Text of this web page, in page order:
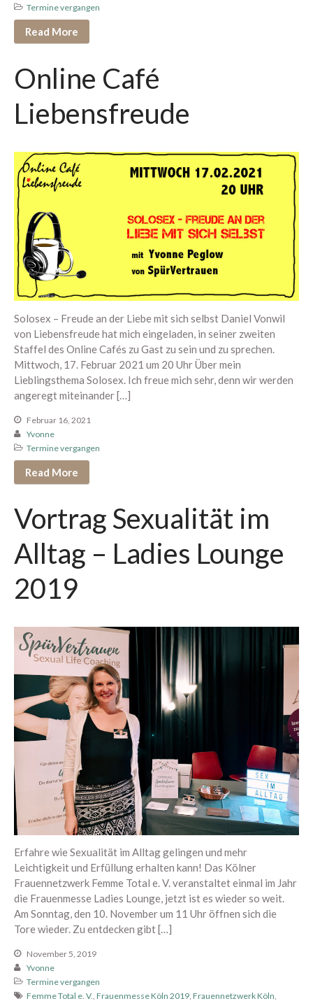
September 2018
August 2018
Juni 2018
März 2018
Februar 2018
Januar 2018
Oktober 2017
September 2017
August 2017
Anleitungen
Eros
Exkurs
Gedanken
Gratis Übungen und
Meditationen
Human Design
Körper, Geist & Seele
Kurse
NEU
Orgasmic Yoga
Selbsterfahrung
Sexological Bodywork
Sexualität
Sexualität und Nervensystem
Termine vergangen
Read More
Online Café
Liebensfreude
Solosex – Freude an der Liebe mit sich selbst Daniel Vonwil
von Liebensfreude hat mich eingeladen, in seiner zweiten
Staffel des Online Cafés zu Gast zu sein und zu sprechen.
Mittwoch, 17. Februar 2021 um 20 Uhr Über mein
Lieblingsthema Solosex. Ich freue mich sehr, denn wir werden
angeregt miteinander […]
Februar 16, 2021
Yvonne
Termine vergangen
Read More
Vortrag Sexualität im
Alltag – Ladies Lounge
2019
Erfahre wie Sexualität im Alltag gelingen und mehr
Leichtigkeit und Erfüllung erhalten kann! Das Kölner
Frauennetzwerk Femme Total e. V. veranstaltet einmal im Jahr
die Frauenmesse Ladies Lounge, jetzt ist es wieder so weit.
Am Sonntag, den 10. November um 11 Uhr öffnen sich die
Tore wieder. Zu entdecken gibt […]
November 5, 2019
Yvonne
Termine vergangen
Femme Total e. V. Frauenmesse Köln 2019 Frauennetzwerk Köln